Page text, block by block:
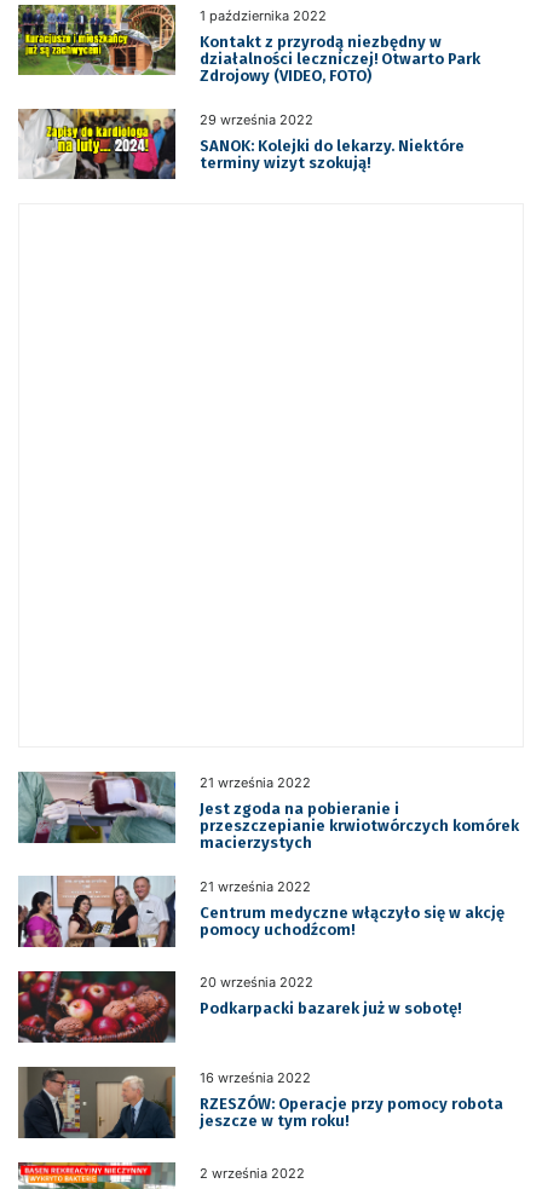
1 października 2022
Kontakt z przyrodą niezbędny w
działalności leczniczej! Otwarto Park
Zdrojowy (VIDEO, FOTO)
29 września 2022
SANOK: Kolejki do lekarzy. Niektóre
terminy wizyt szokują!
21 września 2022
Jest zgoda na pobieranie i
przeszczepianie krwiotwórczych komórek
macierzystych
21 września 2022
Centrum medyczne włączyło się w akcję
pomocy uchodźcom!
20 września 2022
Podkarpacki bazarek już w sobotę!
16 września 2022
RZESZÓW: Operacje przy pomocy robota
jeszcze w tym roku!
2 września 2022